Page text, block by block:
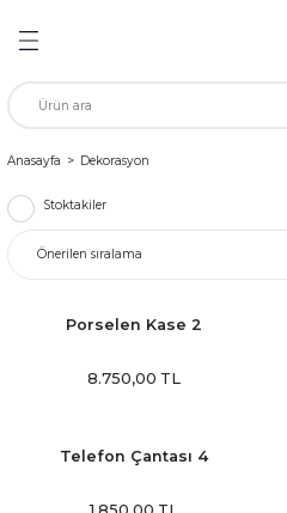
Anasayfa Dekorasyon
Stoktakiler
Porselen Kase 2
8.750,00 TL
Telefon Çantası 4